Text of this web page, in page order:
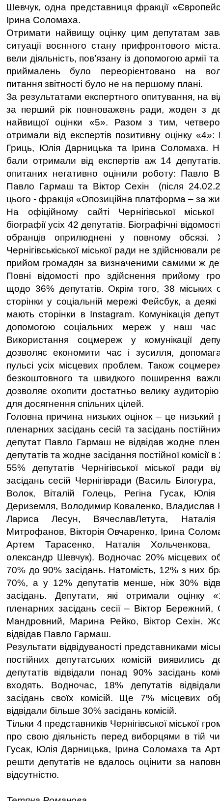
Шевчук, одна представниця фракції
Ірина Соломаха.
Отримати найвищу оцінку цим депутатам
ситуації воєнного стану прифронтового
вели діяльність, пов’язану із допомогою армії
приймалень було переорієнтовано на
питання звітності було не на першому плані.
За результатами експертного опитування, на
за перший рік повноважень ради, жоден з
найвищої оцінки «5». Разом з тим, четверо
отримали від експертів позитивну оцінку «4»:
Гриць, Юлія Дарницька та Ірина Соломаха.
бали отримали від експертів аж 14
опитаних негативно оцінили роботу: Павло
Павло Гармаш та Віктор Сехін (після
цього - фракція «Опозиційна платформа – за
На офіційному сайті Чернігівської
біографії усіх 42 депутатів. Біографічні
обранців оприлюднені у повному обсязі.
Чернігівськіської міської ради не здійснювали
прийом громадян за визначеними самими ж
Повні відомості про здійснення прийому
щодо 36% депутатів. Окрім того, 38 міських
сторінки у соціальній мережі Фейсбук, а
мають сторінки в Instagram. Комунікація
допомогою соціальних мереж у наш час
Використання соцмереж у комунікації
дозволяє економити час і зусилля,
пульсі усіх місцевих проблем. Також
безкоштовного та швидкого поширення
дозволяє охопити достатньо велику
для досягнення спільних цілей.
Головна причина низьких оцінок – це низький
пленарних засідань сесій та засідань
депутат Павло Гармаш не відвідав жодне
депутатів та жодне засідання постійної комісії
55% депутатів Чернігівської міської ради
засідань сесій Чернігівради (Василь
Волок, Віталій Голець, Регіна Гусак,
Дериземля, Володимир Коваленко, Владислав
Лариса Лесун, ВячеславЛетута,
Митрофанов, Вікторія Овчаренко, Ірина
Артем Тарасенко, Наталія
олександр Шевчук). Водночас 20% місцевих
70% до 90% засідань. Натомість, 12% з них
70%, а у 12% депутатів менше, ніж 30%
засідань. Депутати, які отримали оцінку
пленарних засідань сесії – Віктор Бережний,
Мандровний, Марина Рейко, Віктор Сехін.
відвідав Павло Гармаш.
Результати відвідуваності представниками
постійних депутатських комісій
депутатів відвідали понад 90% засідань
входять. Водночас, 18% депутатів
засідань своїх комісій. Ще 7% місцевих
відвідали більше 30% засідань комісій.
Тільки 4 представників Чернігівської міської
про свою діяльність перед виборцями в тій
Гусак, Юлія Дарницька, Ірина Соломаха та
решти депутатів не вдалось оцінити за
відсутністю.